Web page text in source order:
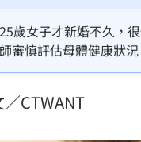
病逝享壽68歲 一
歲女子才新婚不久，
審慎評估母體健康狀
子突發多重器官衰竭
CTWANT